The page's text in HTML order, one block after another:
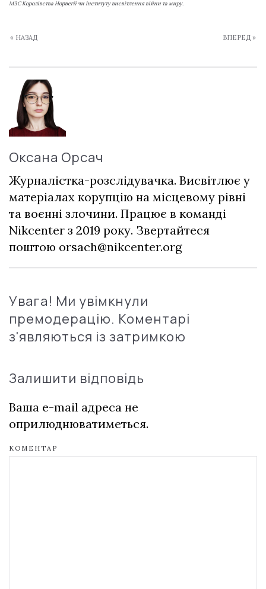
МЗС Королівства Норвегії чи Інституту висвітлення війни та миру.
« НАЗАД ВПЕРЕД »
Оксана Орсач
Журналістка-розслідувачка. Висвітлює у
матеріалах корупцію на місцевому рівні
та воєнні злочини. Працює в команді
Nikcenter з 2019 року. Звертайтеся
поштою orsach@nikcenter.org
Увага! Ми увімкнули
премодерацію. Коментарі
з'являються із затримкою
Залишити відповідь
Ваша e-mail адреса не
оприлюднюватиметься.
КОМЕНТАР